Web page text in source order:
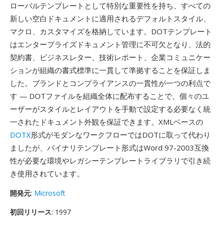
ローバルテンプレートとして特別な重要性を持ち、すべての
新しい空白ドキュメントに適用されるデフォルトスタイル、
マクロ、カスタマイズを格納しています。DOTテンプレート
はエンタープライズドキュメント管理に不可欠となり、法的
契約書、ビジネスレター、技術レポート、企業コミュニケー
ションが組織の書式標準に一貫して準拠することを保証しま
した。ブランドとコンプライアンスの一貫性が一つの利点で
す — DOTファイルを組織全体に配布することで、個々のユ
ーザーがスタイルとレイアウトを手動で設定する必要なく統
一されたドキュメント外観を保証できます。XMLベースの
DOTX形式がモダンなワークフローではDOTに取って代わり
ましたが、バイナリテンプレート形式はWord 97-2003互換
性が必要な環境やレガシーテンプレートライブラリで引き続
き使用されています。
開発元: Microsoft
初回リリース: 1997